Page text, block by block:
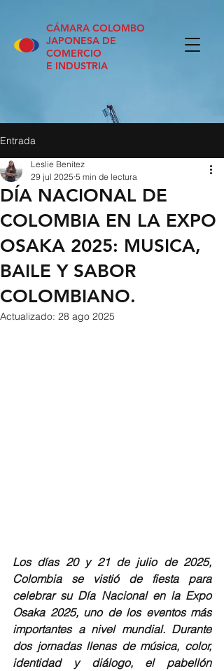
CÁMARA COLOMBO
JAPONESA DE
COMERCIO
E INDUSTRIA
Entrada
DÍA NACIONAL DE
COLOMBIA EN LA EXPO
OSAKA 2025: MUSICA,
BAILE Y SABOR
COLOMBIANO.
Leslie Benítez
29 jul 2025 5 min de lectura
Actualizado: 28 ago 2025
Los días 20 y 21 de julio de 2025,
Colombia se vistió de fiesta para
celebrar su Día Nacional en la Expo
Osaka 2025, uno de los eventos más
importantes a nivel mundial. Durante
dos jornadas llenas de música, color,
identidad y diálogo, el pabellón